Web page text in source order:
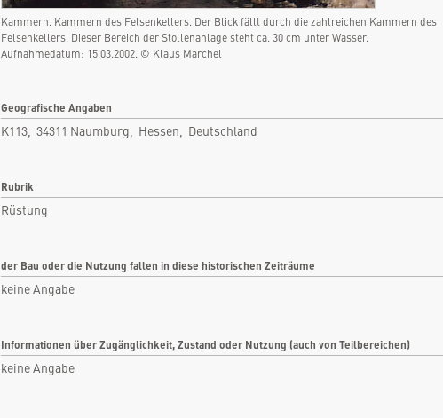
Kammern. Kammern des Felsenkellers. Der Blick fällt durch die zahlreichen Kammern des
Felsenkellers. Dieser Bereich der Stollenanlage steht ca. 30 cm unter Wasser.
Aufnahmedatum: 15.03.2002. © Klaus Marchel
Geografische Angaben
K113, 34311 Naumburg, Hessen, Deutschland
Rubrik
Rüstung
der Bau oder die Nutzung fallen in diese historischen Zeiträume
keine Angabe
Informationen über Zugänglichkeit, Zustand oder Nutzung (auch von Teilbereichen)
keine Angabe
Objekt Saphir Elbenberg
Naumburg, Hessen, Deutschland
Rubrik: Rüstung
Fachartikel
Videos
Quellen